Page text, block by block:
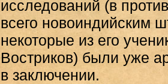
исследований (в
всего новоиндийским
некоторые из его
Востриков) были уже
в заключении.